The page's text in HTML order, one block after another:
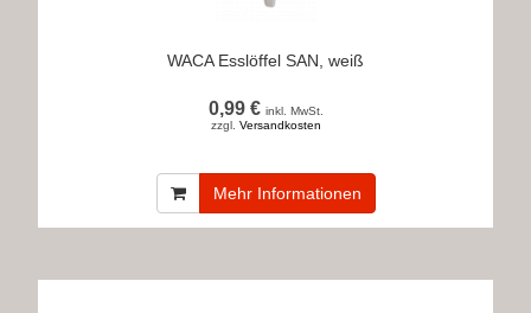
WACA Esslöffel SAN, weiß
0,99 € inkl. MwSt.
zzgl. Versandkosten
Mehr Informationen